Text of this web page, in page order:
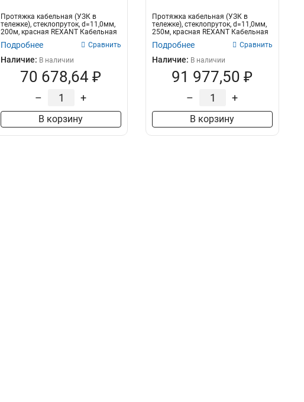
Протяжка кабельная (УЗК в
тележке), стеклопруток, d=11,0мм,
200м, красная REXANT Кабельная
Подробнее Сравнить
Наличие: В наличии
70 678,64 ₽
– +
В корзину
Протяжка кабельная (УЗК в
тележке), стеклопруток, d=11,0мм,
250м, красная REXANT Кабельная
Подробнее Сравнить
Наличие: В наличии
91 977,50 ₽
– +
В корзину